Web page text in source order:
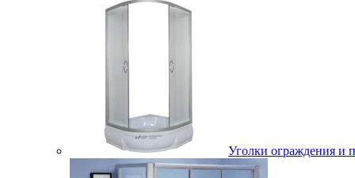
Уголки ограждения и